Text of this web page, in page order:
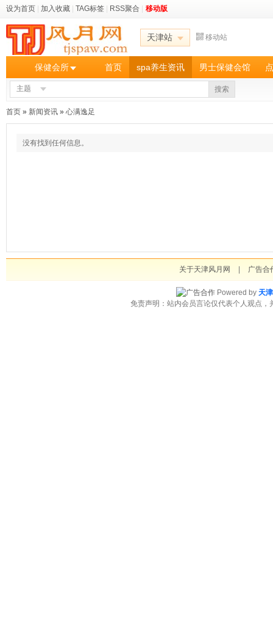
设为首页 加入收藏 TAG标签 RSS聚合 移动版
天津站 移动站
保健会所 首页 spa养生资讯 男士保健会馆
主题 搜索
首页 » 新闻资讯 » 心满逸足
没有找到任何信息。
关于天津风月网 广告合
Powered by 天
免责声明：站内会员言论仅代表个人观点